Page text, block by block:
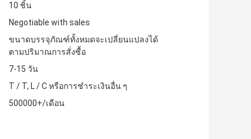
10 ชิ้น
Negotiable with sales
ขนาดบรรจุภัณฑ์ทั้งหมดจะเปลี่ยนแปลงได้
ตามปริมาณการสั่งซื้อ
7-15 วัน
T / T, L / C หรือการชำระเงินอื่น ๆ
500000+/เดือน